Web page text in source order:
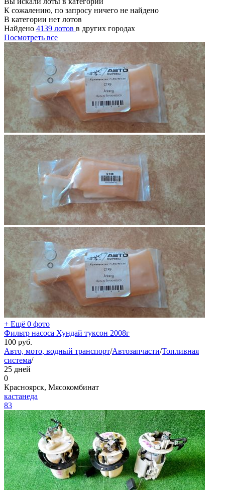
К сожалению, по запросу ничего не найдено
В категории нет лотов
Найдено 4139 лотов в других городах
Посмотреть все
+ Ещё 0 фото
Фильтр насоса Хундай туксон 2008г
100 руб.
Авто, мото, водный транспорт/Автозапчасти/Топливная
система/
25 дней
0
Красноярск, Мясокомбинат
кастанеда
83